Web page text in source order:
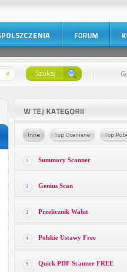
1 Summary Scanner
2 Genius Scan
3 Przelicznik Walut
4 Polskie Ustawy Free
5 Quick PDF Scanner FREE